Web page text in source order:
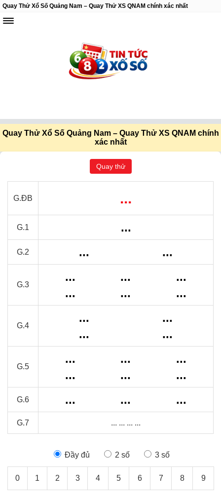
Quay Thử Xổ Số Quảng Nam – Quay Thử XS QNAM chính xác nhất
Quay Thử Xổ Số Quảng Nam – Quay Thử XS QNAM chính
xác nhất
Quay thử
G.ĐB ...
G.1 ...
G.2 ... ...
G.3
... ...
...
...
... ...
G.4
...
...
...
...
G.5
... ...
...
...
... ...
G.6 ... ... ...
G.7 ... ... ... ...
Đầy đủ 2 số 3 số
0 1 2 3 4 5 6 7 8 9